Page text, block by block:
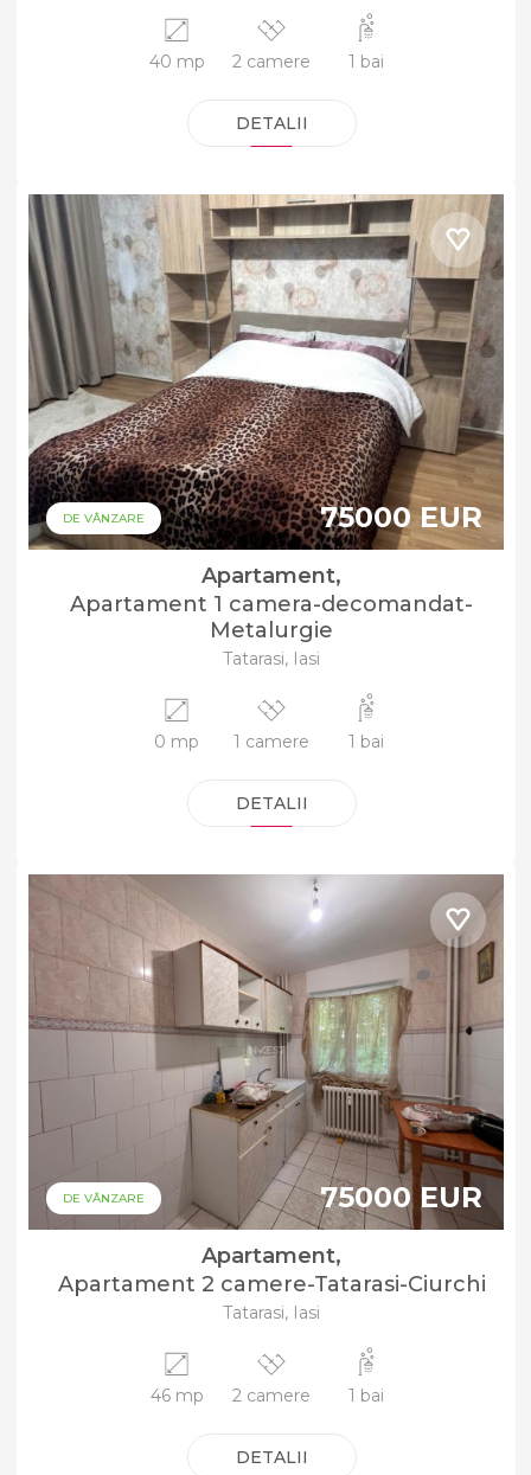
40 mp 2 camere 1 bai
DETALII
DE VÂNZARE 75000 EUR
Apartament,
Apartament 1 camera-decomandat-
Metalurgie
Tatarasi, Iasi
0 mp 1 camere 1 bai
DETALII
DE VÂNZARE 75000 EUR
Apartament,
Apartament 2 camere-Tatarasi-Ciurchi
Tatarasi, Iasi
46 mp 2 camere 1 bai
DETALII